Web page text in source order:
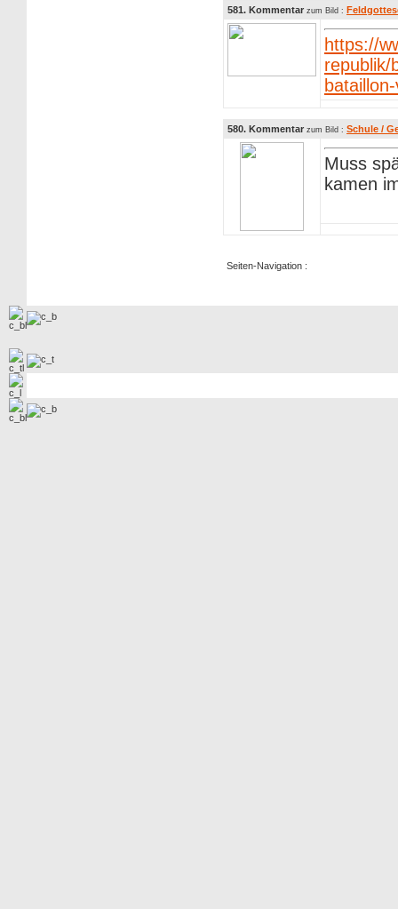
581. Kommentar zum Bild :
https://
republik/
580. Kommentar zum Bild : Schule /
Muss
kamen
Seiten-Navigation :